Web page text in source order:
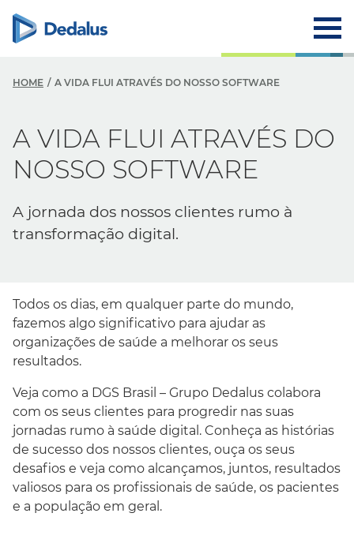
HOME A VIDA FLUI ATRAVÉS DO NOSSO SOFTWARE
A VIDA FLUI ATRAVÉS DO
NOSSO SOFTWARE
A jornada dos nossos clientes rumo à
transformação digital.
Todos os dias, em qualquer parte do mundo,
fazemos algo significativo para ajudar as
organizações de saúde a melhorar os seus
resultados.
Veja como a DGS Brasil – Grupo Dedalus colabora
com os seus clientes para progredir nas suas
jornadas rumo à saúde digital. Conheça as histórias
de sucesso dos nossos clientes, ouça os seus
desafios e veja como alcançamos, juntos, resultados
valiosos para os profissionais de saúde, os pacientes
e a população em geral.